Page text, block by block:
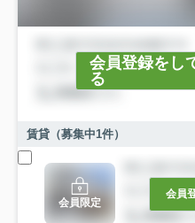
会員登録をし
る
賃貸（募集中1件）
会員限定
会員